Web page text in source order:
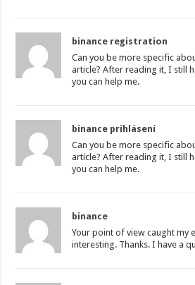
binance registration
Can you be more specific
article? After reading it, I still
you can help me.
binance prihlásení
Can you be more specific
article? After reading it, I still
you can help me.
binance
Your point of view caught my
interesting. Thanks. I have a